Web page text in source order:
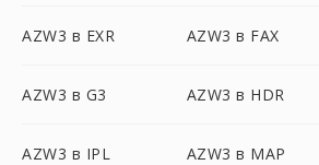
AZW3 в EXR AZW3 в FAX
AZW3 в G3 AZW3 в HDR
AZW3 в IPL AZW3 в MAP